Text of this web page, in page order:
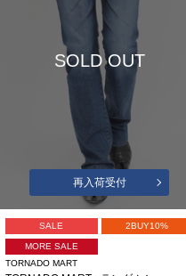
SOLD OUT
再入荷受付
SALE 2BUY10%
MORE SALE
TORNADO MART